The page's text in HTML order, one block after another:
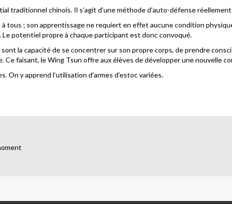
traditionnel chinois. Il s’agit d’une méthode d'auto-défense
à tous ; son apprentissage ne requiert en effet aucune condition
Le potentiel propre à chaque participant est donc convoqué.
la capacité de se concentrer sur son propre corps, de prendre
Ce faisant, le Wing Tsun offre aux élèves de développer une nouvelle
On y apprend l’utilisation d’armes d’estoc variées.